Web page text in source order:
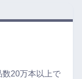
20万本以上で